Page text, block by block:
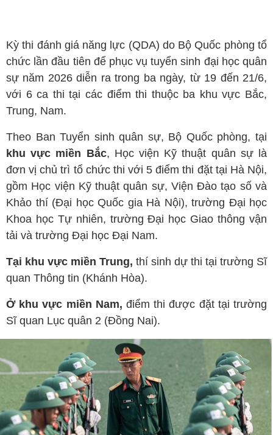
Kỳ thi đánh giá năng lực (QDA) do Bộ Quốc phòng tổ
chức lần đầu tiên để phục vụ tuyển sinh đại học quân
sự năm 2026 diễn ra trong ba ngày, từ 19 đến 21/6,
với 6 ca thi tại các điểm thi thuộc ba khu vực Bắc,
Trung, Nam.
Theo Ban Tuyển sinh quân sự, Bộ Quốc phòng, tại
khu vực miền Bắc, Học viện Kỹ thuật quân sự là
đơn vị chủ trì tổ chức thi với 5 điểm thi đặt tại Hà Nội,
gồm Học viện Kỹ thuật quân sự, Viện Đào tạo số và
Khảo thí (Đại học Quốc gia Hà Nội), trường Đại học
Khoa học Tự nhiên, trường Đại học Giao thông vận
tải và trường Đại học Đại Nam.
Tại khu vực miền Trung, thí sinh dự thi tại trường Sĩ
quan Thông tin (Khánh Hòa).
Ở khu vực miền Nam, điểm thi được đặt tại trường
Sĩ quan Lục quân 2 (Đồng Nai).